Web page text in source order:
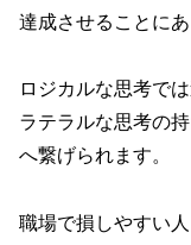
達成させることにあ
ロジカルな思考で
ラテラルな思考の
へ繋げられます。
職場で損しやすい